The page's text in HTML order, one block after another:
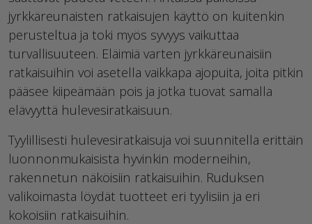
jyrkkäreunaisten ratkaisujen käyttö on kuitenkin
perusteltua ja toki myös syvyys vaikuttaa
turvallisuuteen. Eläimiä varten jyrkkäreunaisiin
ratkaisuihin voi asetella vaikkapa ajopuita, joita pitkin
pääsee kiipeämään pois ja jotka tuovat samalla
elävyyttä hulevesiratkaisuun.
Tyylillisesti hulevesiratkaisuja voi suunnitella erittäin
luonnonmukaisista hyvinkin moderneihin,
rakennetun näköisiin ratkaisuihin. Ruduksen
valikoimasta löydät tuotteet eri tyylisiin ja eri
kokoisiin ratkaisuihin.